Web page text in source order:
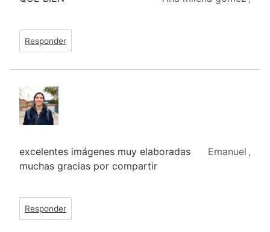
Responder
Emanuel ,
excelentes imágenes muy elaboradas
muchas gracias por compartir
Responder